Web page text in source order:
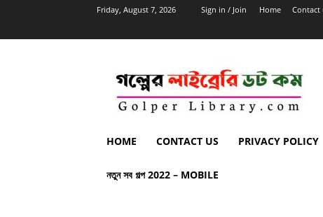
Friday, August 7, 2026 Sign in / Join Home Contact
HOME CONTACT US PRIVACY POLICY
নতুন সব গল্প 2022 – MOBILE